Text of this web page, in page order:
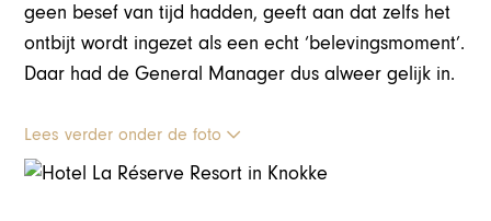
geen besef van tijd hadden, geeft aan dat zelfs het
ontbijt wordt ingezet als een echt ‘belevingsmoment’.
Daar had de General Manager dus alweer gelijk in.
Lees verder onder de foto